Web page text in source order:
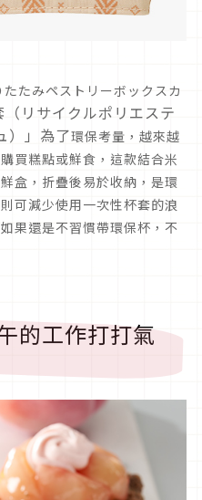
たたみペストリーボックスカ
リサイクルポリエステ
）」為了環保考量，越來越
買糕點或鮮食，這款結合米
盒，折疊後易於收納，是環
可減少使用一次性杯套的浪
果還是不習慣帶環保杯，不
的工作打打氣